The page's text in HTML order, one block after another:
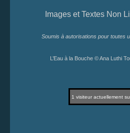
Images et Textes Non
Soumis à autorisations pour toutes
L’Eau à la Bouche © Ana Luthi
1 visiteur actuellement